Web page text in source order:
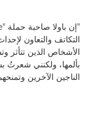
التكاتف والتعاون
الأشخاص الذين تتأثر
بألمها، ولكنني شعرتُ
الناجين الآخرين